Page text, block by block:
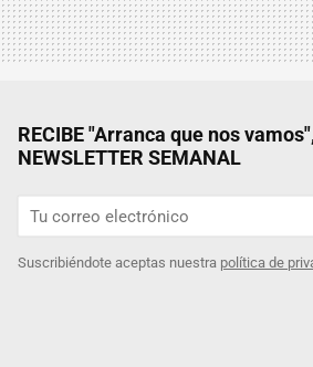
RECIBE "Arranca que nos
NEWSLETTER SEMANAL
Suscribiéndote aceptas nuestra política de